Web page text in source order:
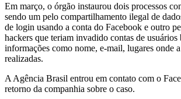
Em março, o órgão instaurou dois processos
sendo um pelo compartilhamento ilegal de
de login usando a conta do Facebook e outro
hackers que teriam invadido contas de
informações como nome, e-mail, lugares onde
realizadas.
A Agência Brasil entrou em contato com o
retorno da companhia sobre o caso.